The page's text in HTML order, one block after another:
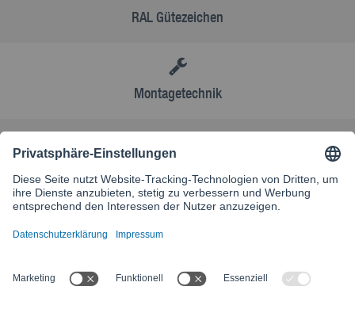
RAL Gütezeichen
Montagetechnik
Kontakt